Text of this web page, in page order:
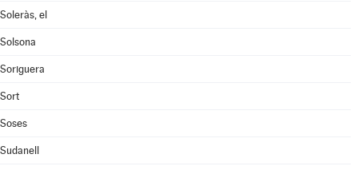
Soleràs, el
Solsona
Soriguera
Sort
Soses
Sudanell